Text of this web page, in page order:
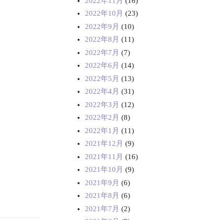
2022年10月 (23)
2022年9月 (10)
2022年8月 (11)
2022年7月 (7)
2022年6月 (14)
2022年5月 (13)
2022年4月 (31)
2022年3月 (12)
2022年2月 (8)
2022年1月 (11)
2021年12月 (9)
2021年11月 (16)
2021年10月 (9)
2021年9月 (6)
2021年8月 (6)
2021年7月 (2)